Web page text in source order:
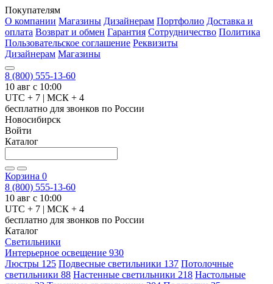
Покупателям
О компании Магазины Дизайнерам Портфолио Доставка и
оплата Возврат и обмен Гарантия Сотрудничество Политика
Пользовательское соглашение Реквизиты
Дизайнерам Магазины
8 (800) 555-13-60
10 авг с 10:00
UTC + 7 | МСК + 4
бесплатно для звонков по России
Новосибирск
Войти
Каталог
Корзина 0
8 (800) 555-13-60
10 авг с 10:00
UTC + 7 | МСК + 4
бесплатно для звонков по России
Каталог
Светильники
Интерьерное освещение 930
Люстры 125 Подвесные светильники 137 Потолочные
светильники 88 Настенные светильники 218 Настольные